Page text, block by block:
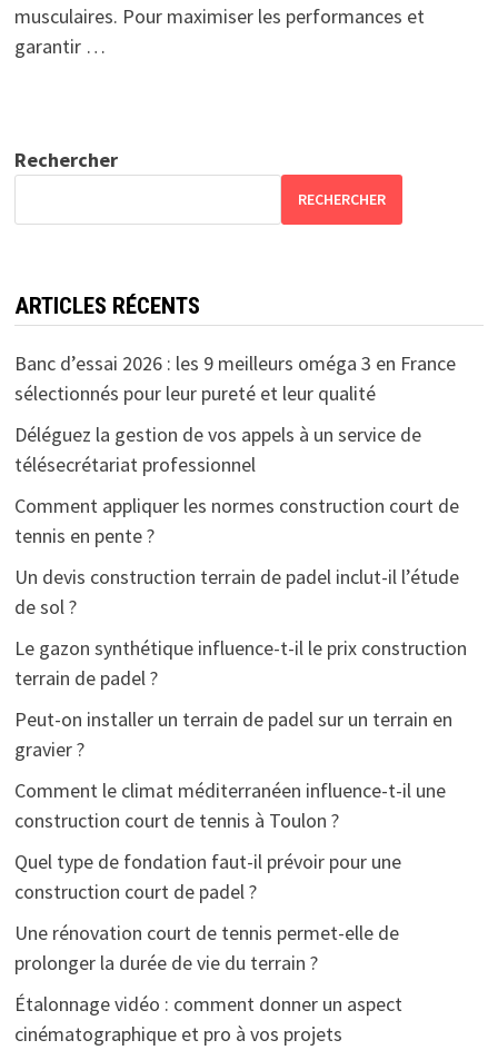
musculaires. Pour maximiser les performances et
garantir …
Rechercher
RECHERCHER
ARTICLES RÉCENTS
Banc d’essai 2026 : les 9 meilleurs oméga 3 en France
sélectionnés pour leur pureté et leur qualité
Déléguez la gestion de vos appels à un service de
télésecrétariat professionnel
Comment appliquer les normes construction court de
tennis en pente ?
Un devis construction terrain de padel inclut-il l’étude
de sol ?
Le gazon synthétique influence-t-il le prix construction
terrain de padel ?
Peut-on installer un terrain de padel sur un terrain en
gravier ?
Comment le climat méditerranéen influence-t-il une
construction court de tennis à Toulon ?
Quel type de fondation faut-il prévoir pour une
construction court de padel ?
Une rénovation court de tennis permet-elle de
prolonger la durée de vie du terrain ?
Étalonnage vidéo : comment donner un aspect
cinématographique et pro à vos projets